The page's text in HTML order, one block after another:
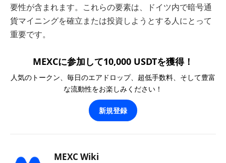
要性が含まれます。これらの要素は、ドイツ内で暗号通
貨マイニングを確立または投資しようとする人にとって
重要です。
MEXCに参加して10,000 USDTを獲得！
人気のトークン、毎日のエアドロップ、超低手数料、そして豊富
な流動性をお楽しみください！
新規登録
MEXC Wiki